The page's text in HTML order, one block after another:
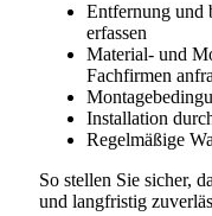
Entfernung und
erfassen
Material- und
Fachfirmen
Installation
Regelmäßige
So stellen Sie sicher,
und langfristig